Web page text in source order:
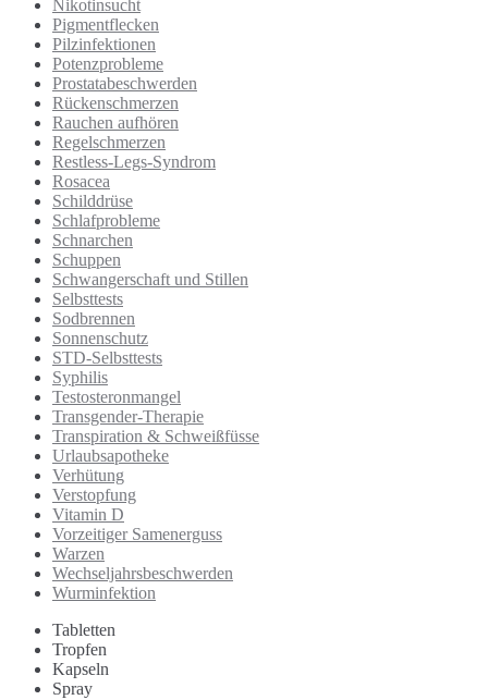
Nikotinsucht
Pigmentflecken
Pilzinfektionen
Potenzprobleme
Prostatabeschwerden
Rückenschmerzen
Rauchen aufhören
Regelschmerzen
Restless-Legs-Syndrom
Rosacea
Schilddrüse
Schlafprobleme
Schnarchen
Schuppen
Schwangerschaft und Stillen
Selbsttests
Sodbrennen
Sonnenschutz
STD-Selbsttests
Syphilis
Testosteronmangel
Transgender-Therapie
Transpiration & Schweißfüsse
Urlaubsapotheke
Verhütung
Verstopfung
Vitamin D
Vorzeitiger Samenerguss
Warzen
Wechseljahrsbeschwerden
Wurminfektion
Tabletten
Tropfen
Kapseln
Spray